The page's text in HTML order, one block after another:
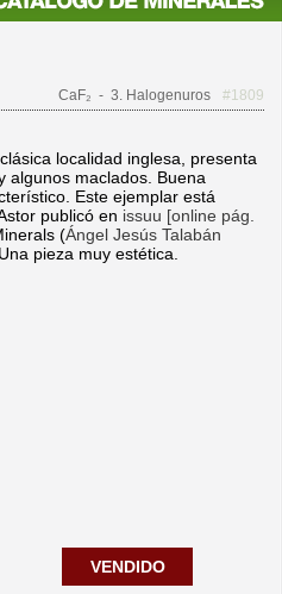
CaF₂ - 3. Halogenuros
#1809
localidad inglesa, presenta
algunos maclados. Buena
Este ejemplar está
publicó en issuu [online pág.
(Ángel Jesús Talabán
pieza muy estética.
VENDIDO